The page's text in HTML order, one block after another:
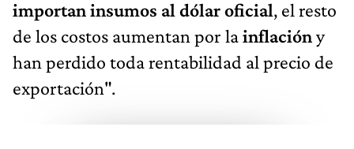
importan insumos al dólar oficial, el resto
de los costos aumentan por lainflacióny
han perdido toda rentabilidad al precio de
exportación".